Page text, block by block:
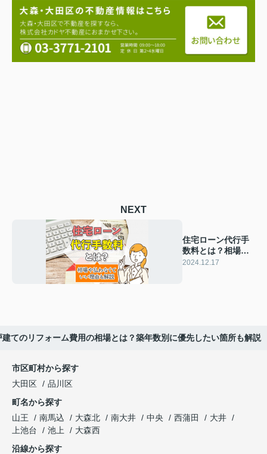
NEXT
住宅ローン代行手
数料とは？相場や
払わなくていい理
2024.12.17
建てのリフォーム費用の相場とは？築年数別に優先したい箇所も解説
市区町村から探す
大田区
品川区
町名から探す
山王
南馬込 大森北 南大井 中央 西蒲田
大井
上池台
池上
大森西
沿線から探す